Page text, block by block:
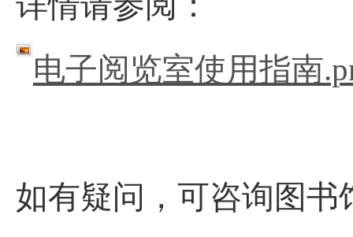
电子阅览室使用指南
如有疑问，可咨询图